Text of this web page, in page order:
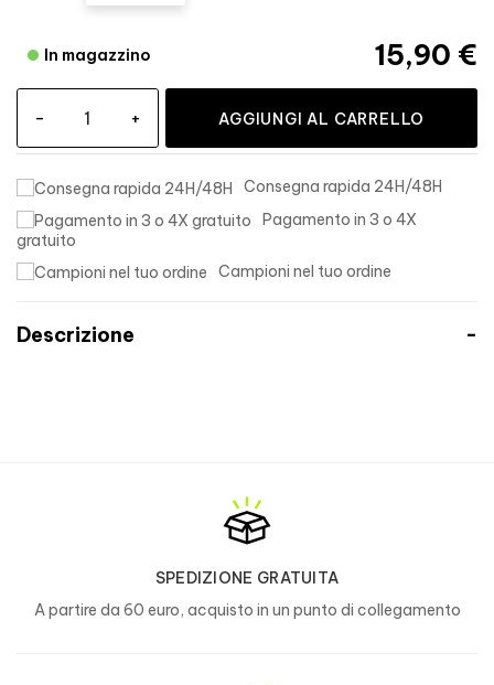
15,90 €
In magazzino
- + AGGIUNGI AL CARRELLO
Consegna rapida 24H/48H
Pagamento in 3 o 4X
gratuito
Campioni nel tuo ordine
Descrizione
SPEDIZIONE GRATUITA
A partire da 60 euro, acquisto in un punto di collegamento